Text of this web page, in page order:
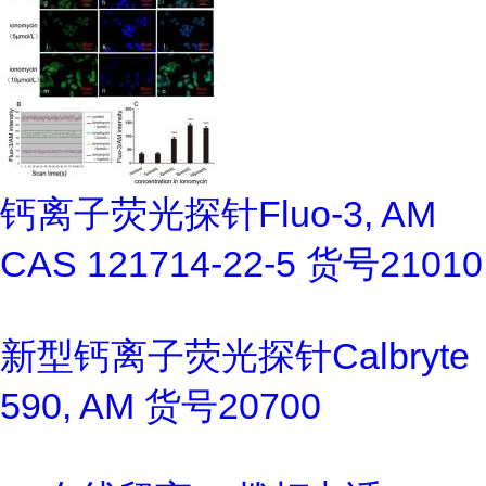
钙离子荧光探针Fluo-3, AM
CAS 121714-22-5 货号21010
新型钙离子荧光探针Calbryte
590, AM 货号20700